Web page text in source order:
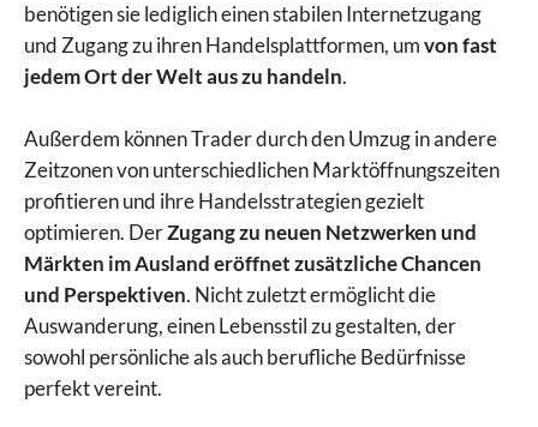
benötigen sie lediglich einen stabilen Internetzugang
und Zugang zu ihren Handelsplattformen, umvon fast
jedem Ort der Welt aus zu handeln.
Außerdem können Trader durch den Umzug in andere
Zeitzonen von unterschiedlichen Marktöffnungszeiten
profitieren und ihre Handelsstrategien gezielt
optimieren. DerZugang zu neuen Netzwerken und
Märkten im Ausland eröffnet zusätzliche Chancen
und Perspektiven. Nicht zuletzt ermöglicht die
Auswanderung, einen Lebensstil zu gestalten, der
sowohl persönliche als auch berufliche Bedürfnisse
perfekt vereint.